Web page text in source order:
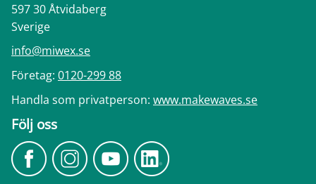
597 30 Åtvidaberg
Sverige
info@miwex.se
Företag: 0120-299 88
Handla som privatperson: www.makewaves.se
Följ oss